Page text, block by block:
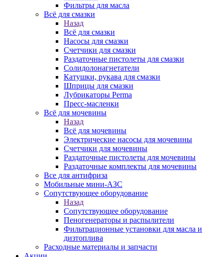
Фильтры для масла
Всё для смазки
Назад
Всё для смазки
Насосы для смазки
Счетчики для смазки
Раздаточные пистолеты для смазки
Солидолонагнетатели
Катушки, рукава для смазки
Шприцы для смазки
Лубрикаторы Perma
Пресс-масленки
Всё для мочевины
Назад
Всё для мочевины
Электрические насосы для мочевины
Счетчики для мочевины
Раздаточные пистолеты для мочевины
Раздаточные комплекты для мочевины
Все для антифриза
Мобильные мини-АЗС
Сопутствующее оборудование
Назад
Сопутствующее оборудование
Пеногенераторы и распылители
Фильтрационные установки для масла и
дизтоплива
Расходные материалы и запчасти